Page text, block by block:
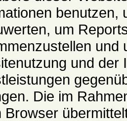
benutzen,
um
und
und der
Die im
Browser